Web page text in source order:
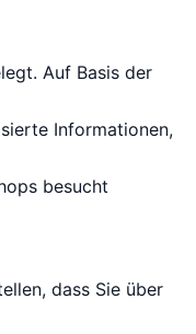
Auf Basis der
Informationen,
besucht
dass Sie über